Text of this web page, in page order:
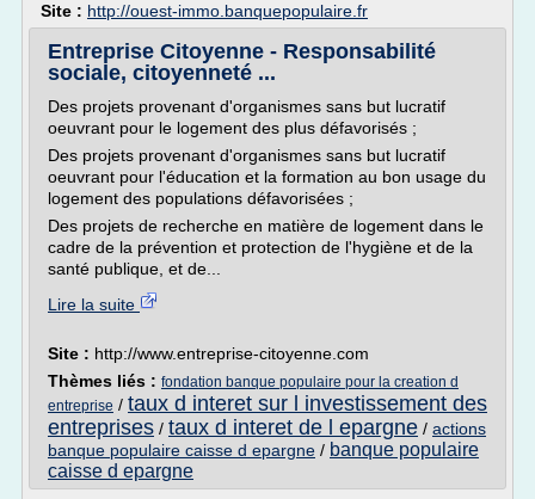
Site : http://ouest-immo.banquepopulaire.fr
Entreprise Citoyenne - Responsabilité
sociale, citoyenneté ...
Des projets provenant d'organismes sans but lucratif
oeuvrant pour le logement des plus défavorisés ;
Des projets provenant d'organismes sans but lucratif
oeuvrant pour l'éducation et la formation au bon usage du
logement des populations défavorisées ;
Des projets de recherche en matière de logement dans le
cadre de la prévention et protection de l'hygiène et de la
santé publique, et de...
Lire la suite
Site : http://www.entreprise-citoyenne.com
Thèmes liés : fondation banque populaire pour la creation d
entreprise / taux d interet sur l investissement des
entreprises / taux d interet de l epargne / actions
banque populaire caisse d epargne / banque populaire
caisse d epargne